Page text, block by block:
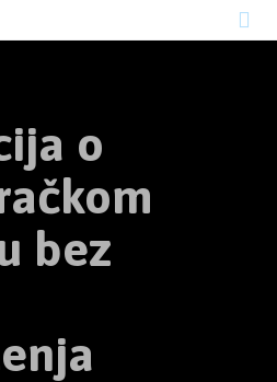

o
bez